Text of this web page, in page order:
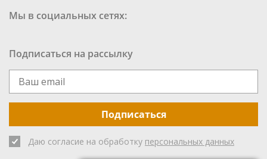
Мы в социальных сетях:
Подписаться на рассылку
Подписаться
Даю согласие на обработку персональных данных